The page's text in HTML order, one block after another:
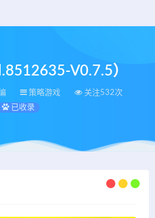
V0.7.5）
策略游戏
关注532次
已收录